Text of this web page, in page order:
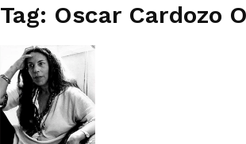
Tag: Oscar Cardozo